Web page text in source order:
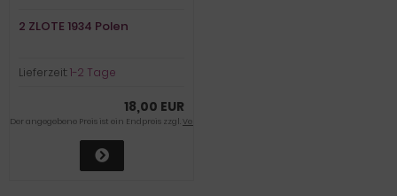
2 ZLOTE 1934 Polen
Lieferzeit:1-2 Tage
18,00 EUR
Der angegebene Preis ist ein Endpreis zzgl.Versandkosten